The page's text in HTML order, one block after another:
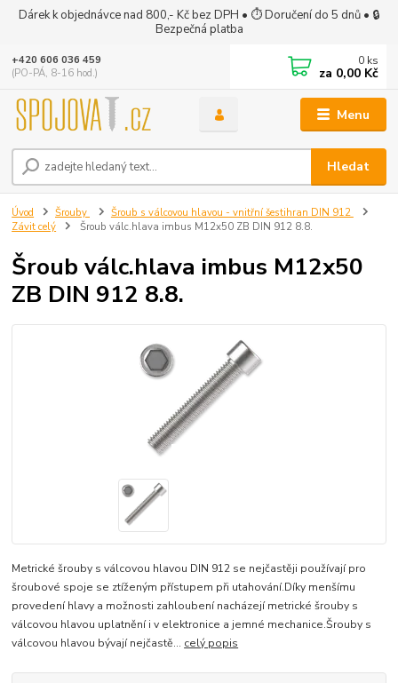
Dárek k objednávce nad 800,- Kč bez DPH • ⏱ Doručení do 5 dnů • 🔒
Bezpečná platba
Menu
Hledat
+420 606 036 459
(PO-PÁ, 8-16 hod.)
0 ks
za 0,00 Kč
Úvod Šrouby
Šroub s válcovou hlavou - vnitřní šestihran DIN 912
Závit celý
Šroub válc.hlava imbus M12x50 ZB DIN 912 8.8.
Šroub válc.hlava imbus M12x50
ZB DIN 912 8.8.
Metrické šrouby s válcovou hlavou DIN 912 se nejčastěji používají pro
šroubové spoje se ztíženým přístupem při utahování.Díky menšímu
provedení hlavy a možnosti zahloubení nacházejí metrické šrouby s
válcovou hlavou uplatnění i v elektronice a jemné mechanice.Šrouby s
válcovou hlavou bývají nejčastě... celý popis